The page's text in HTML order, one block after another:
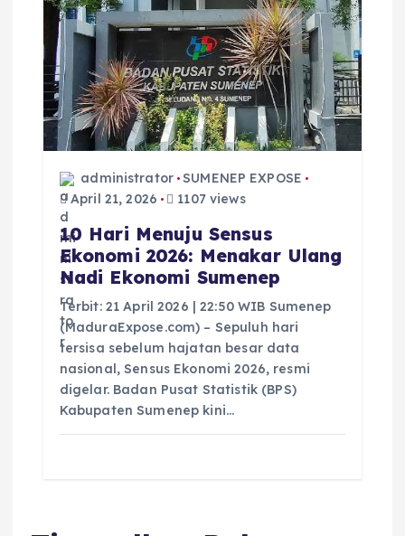
administrator SUMENEP EXPOSE
April 21, 2026
1107 views
10 Hari Menuju Sensus
Ekonomi 2026: Menakar Ulang
Nadi Ekonomi Sumenep
Terbit: 21 April 2026 | 22:50 WIB Sumenep
(MaduraExpose.com) – Sepuluh hari
tersisa sebelum hajatan besar data
nasional, Sensus Ekonomi 2026, resmi
digelar. Badan Pusat Statistik (BPS)
Kabupaten Sumenep kini…